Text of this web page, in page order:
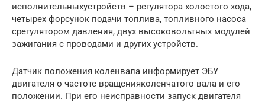
исполнительныхустройств – регулятора холостого хода,
четырех форсунок подачи топлива, топливного насоса
срегулятором давления, двух высоковольтных модулей
зажигания с проводами и других устройств.
Датчик положения коленвала информирует ЭБУ
двигателя о частоте вращенияколенчатого вала и его
положении. При его неисправности запуск двигателя